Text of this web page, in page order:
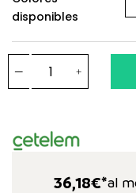
disponibles
36,18€*al